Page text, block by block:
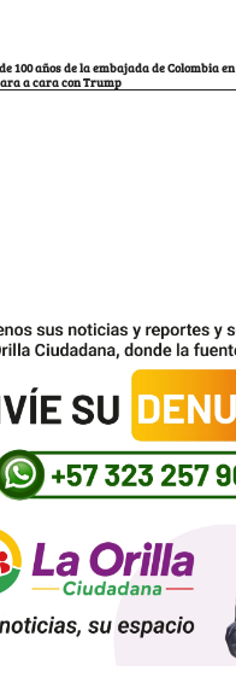
100 años de la embajada de Colombia
a cara con Trump